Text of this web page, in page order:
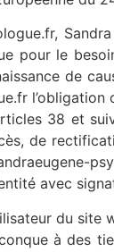
pour le
de
38 et
de
avec
du site
à des